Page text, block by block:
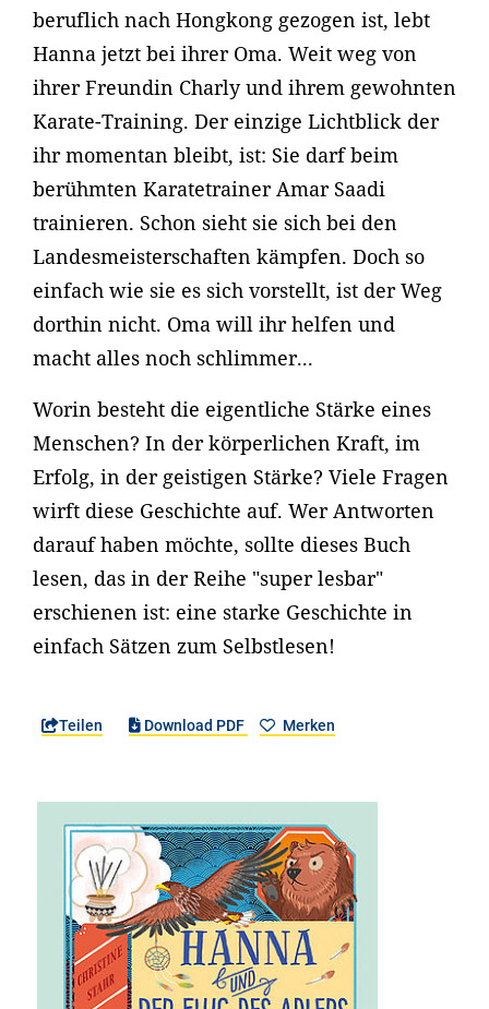
beruflich nach Hongkong gezogen ist, lebt
Hanna jetzt bei ihrer Oma. Weit weg von
ihrer Freundin Charly und ihrem gewohnten
Karate-Training. Der einzige Lichtblick der
ihr momentan bleibt, ist: Sie darf beim
berühmten Karatetrainer Amar Saadi
trainieren. Schon sieht sie sich bei den
Landesmeisterschaften kämpfen. Doch so
einfach wie sie es sich vorstellt, ist der Weg
dorthin nicht. Oma will ihr helfen und
macht alles noch schlimmer...
Worin besteht die eigentliche Stärke eines
Menschen? In der körperlichen Kraft, im
Erfolg, in der geistigen Stärke? Viele Fragen
wirft diese Geschichte auf. Wer Antworten
darauf haben möchte, sollte dieses Buch
lesen, das in der Reihe "super lesbar"
erschienen ist: eine starke Geschichte in
einfach Sätzen zum Selbstlesen!
Teilen Download PDF Merken